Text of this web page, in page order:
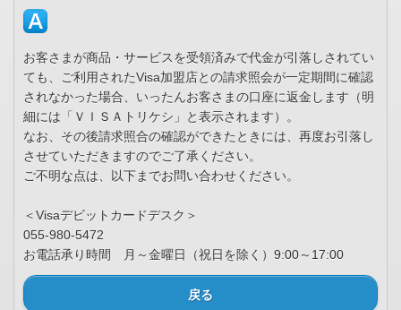
お客さまが商品・サービスを受領済みで代金が引落しされてい
ても、ご利用されたVisa加盟店との請求照会が一定期間に確認
されなかった場合、いったんお客さまの口座に返金します（明
細には「ＶＩＳＡトリケシ」と表示されます）。
なお、その後請求照合の確認ができたときには、再度お引落し
させていただきますのでご了承ください。
ご不明な点は、以下までお問い合わせください。
＜Visaデビットカードデスク＞
055-980-5472
お電話承り時間 月～金曜日（祝日を除く）9:00～17:00
戻る